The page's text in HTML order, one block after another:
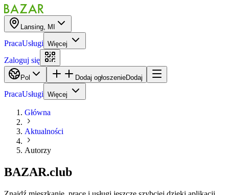
Lansing, MI
PracaUsługi Więcej
Zaloguj się
Pol Dodaj ogłoszenieDodaj
PracaUsługi Więcej
Główna
Aktualności
Autorzy
BAZAR.club